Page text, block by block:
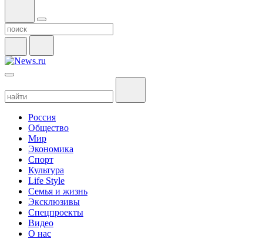
Россия
Общество
Мир
Экономика
Спорт
Культура
Life Style
Семья и жизнь
Эксклюзивы
Спецпроекты
Видео
О нас